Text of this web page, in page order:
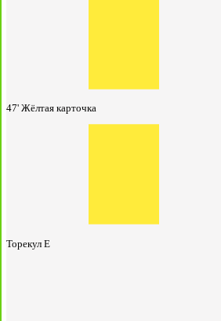
47' Жёлтая карточка
Торекул Е